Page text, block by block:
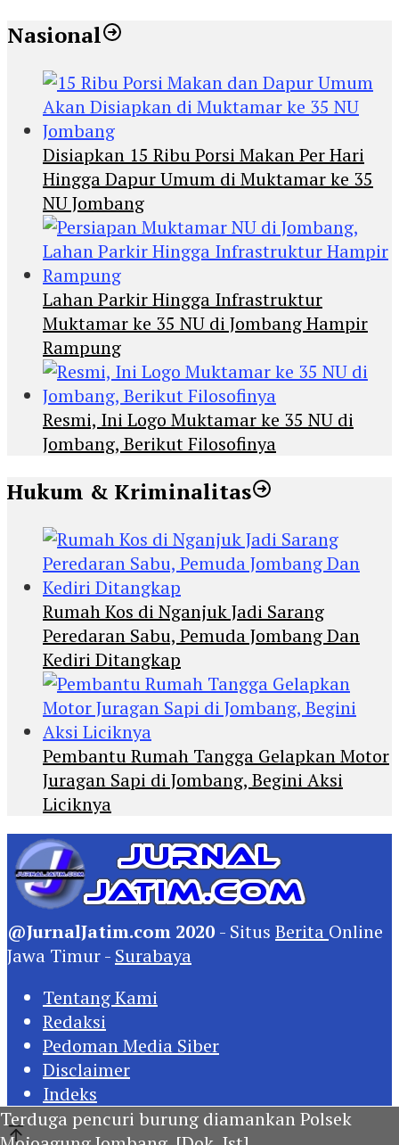
Terduga pencuri burung diamankan Polsek
Nasional
Disiapkan 15 Ribu Porsi Makan Per Hari
Hingga Dapur Umum di Muktamar ke 35
NU Jombang
Lahan Parkir Hingga Infrastruktur
Muktamar ke 35 NU di Jombang Hampir
Rampung
Resmi, Ini Logo Muktamar ke 35 NU di
Jombang, Berikut Filosofinya
Hukum & Kriminalitas
Rumah Kos di Nganjuk Jadi Sarang
Peredaran Sabu, Pemuda Jombang Dan
Kediri Ditangkap
Pembantu Rumah Tangga Gelapkan Motor
Juragan Sapi di Jombang, Begini Aksi
Liciknya
@JurnalJatim.com 2020 - Situs Berita Online
Jawa Timur - Surabaya
Tentang Kami
Redaksi
Pedoman Media Siber
Disclaimer
Indeks